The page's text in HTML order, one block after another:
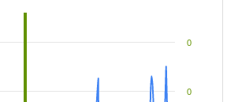
0
0